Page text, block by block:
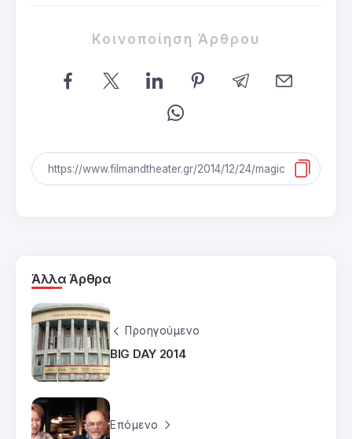
Κοινοποίηση Άρθρου
Άλλα Άρθρα
Προηγούμενο
BIG DAY 2014
Επόμενο